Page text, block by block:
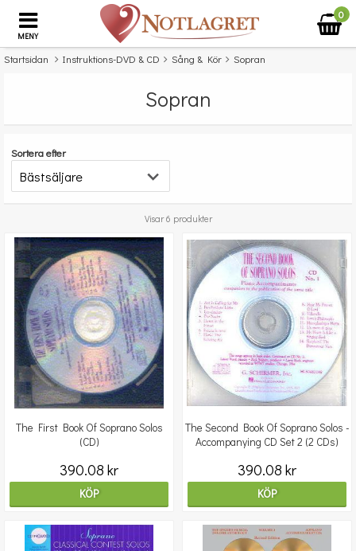
MENY
0
Startsidan Instruktions-DVD & CD Sång & Kör Sopran
Sopran
Sortera efter
Visar 6 produkter
The First Book Of Soprano Solos
(CD)
390.08 kr
KÖP
The Second Book Of Soprano Solos -
Accompanying CD Set 2 (2 CDs)
390.08 kr
KÖP